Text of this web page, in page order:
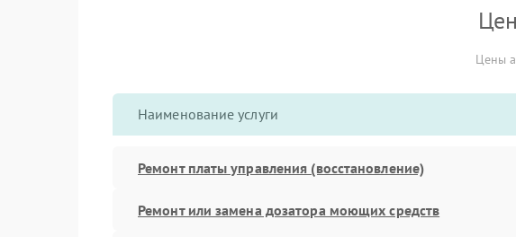
Цены
Наименование услуги
Ремонт платы управления (восстановление)
Ремонт или замена дозатора моющих средств